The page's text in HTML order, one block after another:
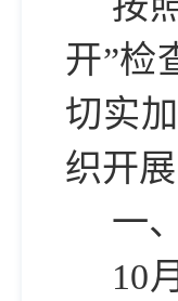
开”检
切实
织开
一、
10